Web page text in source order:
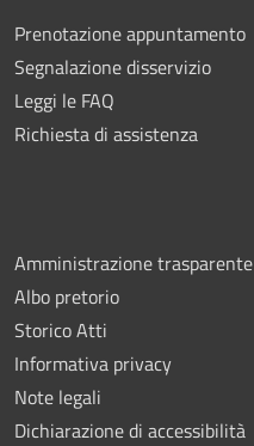
Prenotazione appuntamento
Segnalazione disservizio
Leggi le FAQ
Richiesta di assistenza
Amministrazione trasparente
Albo pretorio
Storico Atti
Informativa privacy
Note legali
Dichiarazione di accessibilità